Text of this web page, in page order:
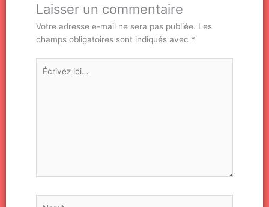
Laisser un commentaire
Votre adresse e-mail ne sera pas publiée. Les
champs obligatoires sont indiqués avec *
Écrivez
ici…